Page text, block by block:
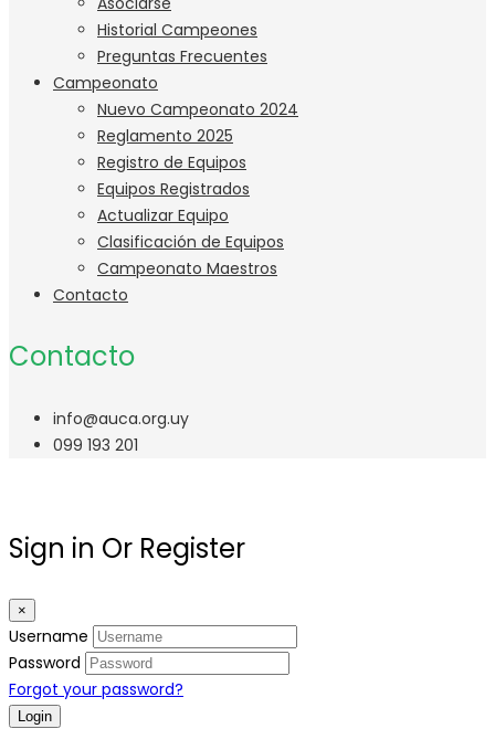
Historial Campeones
Preguntas Frecuentes
Campeonato
Nuevo Campeonato 2024
Reglamento 2025
Registro de Equipos
Equipos Registrados
Actualizar Equipo
Clasificación de Equipos
Campeonato Maestros
Contacto
Contacto
info@auca.org.uy
099 193 201
Sign in Or Register
×
Username
Password
Forgot your password?